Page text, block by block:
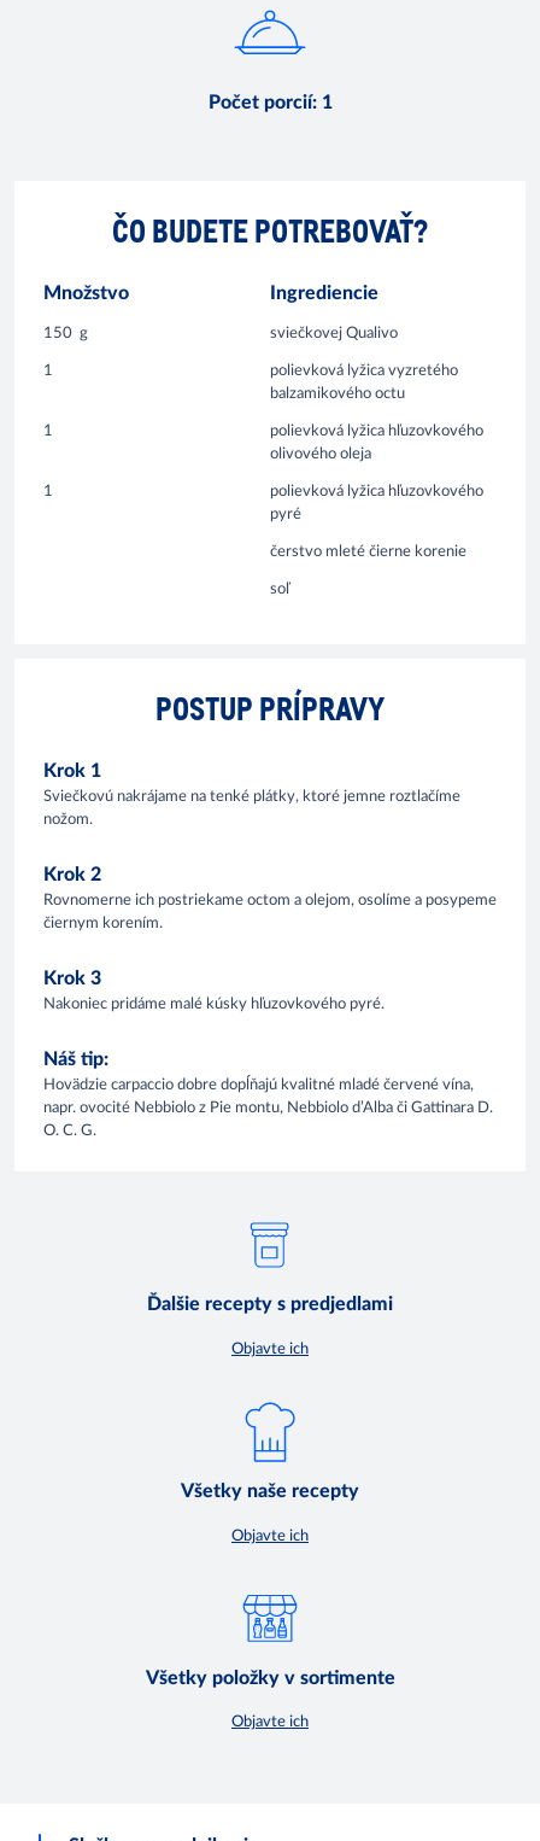
Počet porcií: 1
ČO BUDETE POTREBOVAŤ?
Množstvo Ingrediencie
150 g sviečkovej Qualivo
1
polievková lyžica vyzretého
balzamikového octu
1
polievková lyžica hľuzovkového
olivového oleja
1
polievková lyžica hľuzovkového
pyré
čerstvo mleté čierne korenie
soľ
POSTUP PRÍPRAVY
Krok 1
Sviečkovú nakrájame na tenké plátky, ktoré jemne roztlačíme
nožom.
Krok 2
Rovnomerne ich postriekame octom a olejom, osolíme a posypeme
čiernym korením.
Krok 3
Nakoniec pridáme malé kúsky hľuzovkového pyré.
Náš tip:
Hovädzie carpaccio dobre dopĺňajú kvalitné mladé červené vína,
napr. ovocité Nebbiolo z Pie montu, Nebbiolo d’Alba či Gattinara D.
O. C. G.
Ďalšie recepty s predjedlami
Objavte ich
Všetky naše recepty
Objavte ich
Všetky položky v sortimente
Objavte ich